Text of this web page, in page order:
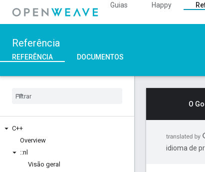
Guias Happy
Referência
REFERÊNCIA DOCUMENTOS
C++
Overview
::nl
Visão geral
O
idioma de